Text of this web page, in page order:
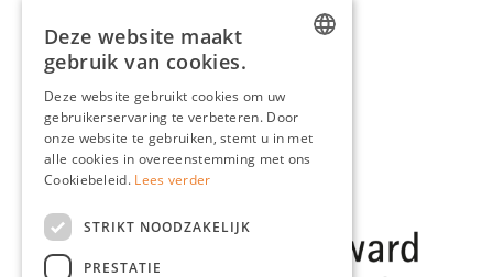
ENGLISH
FRENCH
Deze website maakt
gebruik van cookies.
Deze website gebruikt cookies om uw
gebruikerservaring te verbeteren. Door
onze website te gebruiken, stemt u in met
alle cookies in overeenstemming met ons
Cookiebeleid. Lees verder
STRIKT NOODZAKELIJK
PRESTATIE